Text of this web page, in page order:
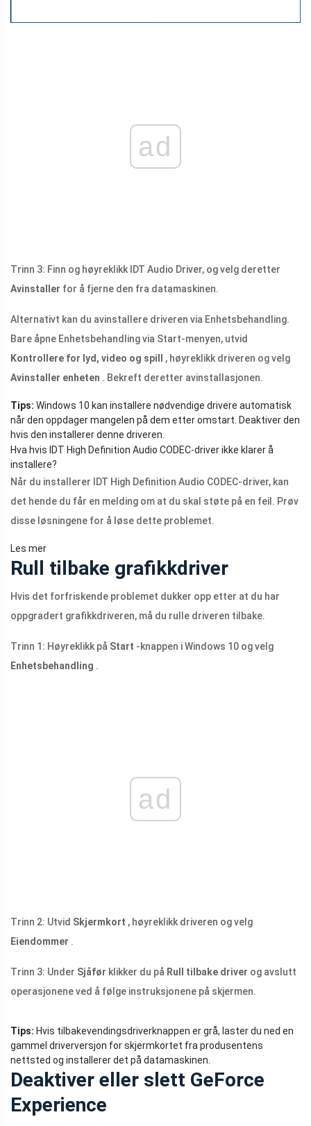
ad
Trinn 3: Finn og høyreklikk IDT Audio Driver, og velg deretter
Avinstaller for å fjerne den fra datamaskinen.
Alternativt kan du avinstallere driveren via Enhetsbehandling.
Bare åpne Enhetsbehandling via Start-menyen, utvid
Kontrollere for lyd, video og spill
, høyreklikk driveren og velg
Avinstaller enheten . Bekreft deretter avinstallasjonen.
Tips: Windows 10 kan installere nødvendige drivere automatisk
når den oppdager mangelen på dem etter omstart. Deaktiver den
hvis den installerer denne driveren.
Hva hvis IDT High Definition Audio CODEC-driver ikke klarer å
installere?
Når du installerer IDT High Definition Audio CODEC-driver, kan
det hende du får en melding om at du skal støte på en feil. Prøv
disse løsningene for å løse dette problemet.
Les mer
Rull tilbake grafikkdriver
Hvis det forfriskende problemet dukker opp etter at du har
oppgradert grafikkdriveren, må du rulle driveren tilbake.
Trinn 1: Høyreklikk på Start -knappen i Windows 10 og velg
Enhetsbehandling .
ad
Trinn 2: Utvid Skjermkort , høyreklikk driveren og velg
Eiendommer .
Trinn 3: Under Sjåfør klikker du på Rull tilbake driver og avslutt
operasjonene ved å følge instruksjonene på skjermen.
Tips: Hvis tilbakevendingsdriverknappen er grå, laster du ned en
gammel driverversjon for skjermkortet fra produsentens
nettsted og installerer det på datamaskinen.
Deaktiver eller slett GeForce
Experience